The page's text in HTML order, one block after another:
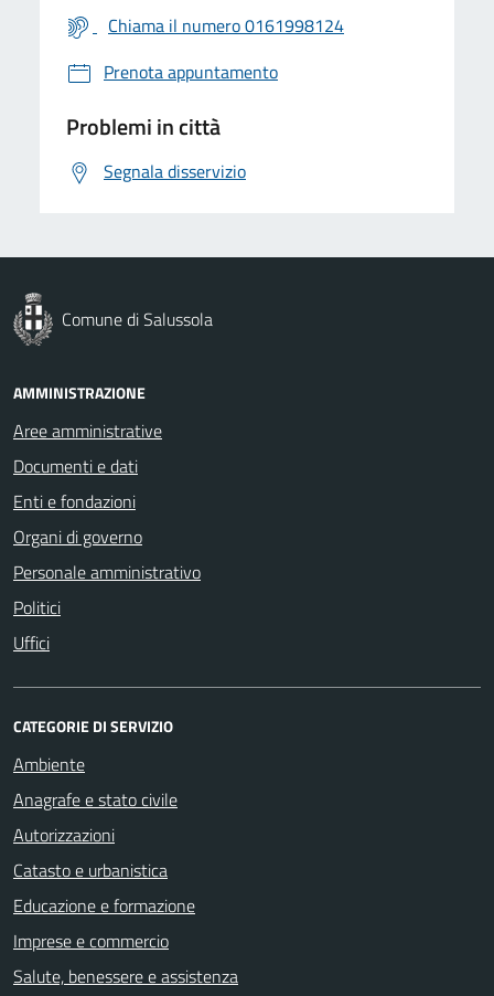
Chiama il numero 0161998124
Prenota appuntamento
Problemi in città
Segnala disservizio
Comune di Salussola
AMMINISTRAZIONE
Aree amministrative
Documenti e dati
Enti e fondazioni
Organi di governo
Personale amministrativo
Politici
Uffici
CATEGORIE DI SERVIZIO
Ambiente
Anagrafe e stato civile
Autorizzazioni
Catasto e urbanistica
Educazione e formazione
Imprese e commercio
Salute, benessere e assistenza